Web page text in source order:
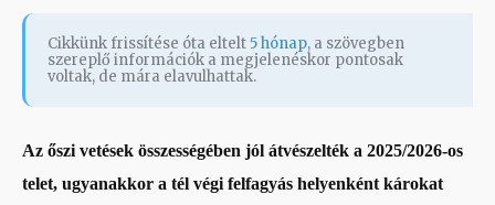
Cikkünk frissítése óta eltelt5 hónap, a szövegben
szereplő információk a megjelenéskor pontosak
voltak, de mára elavulhattak.
Az őszi vetések összességében jól átvészelték a 2025/2026-os
telet, ugyanakkor a tél végi felfagyás helyenként károkat